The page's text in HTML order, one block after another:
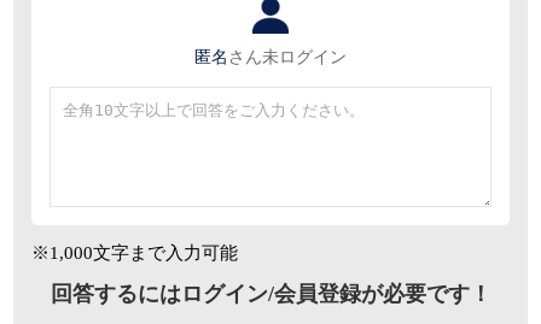
匿名 さん未ログイン
※1,000文字まで入力可能
回答するにはログイン/会員登録が必要です！